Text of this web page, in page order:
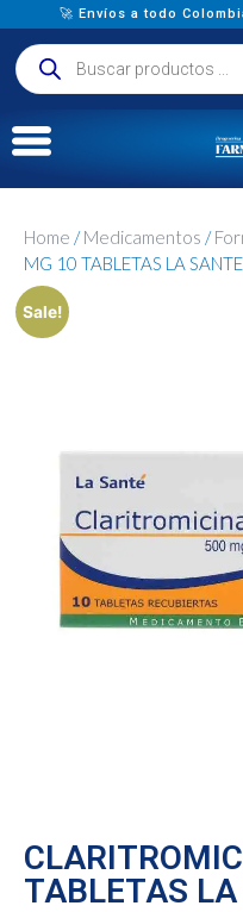
🚀 Envíos a todo
Home /Medicamentos /
MG 10 TABLETAS LA SANTE
Sale!
TABLETAS